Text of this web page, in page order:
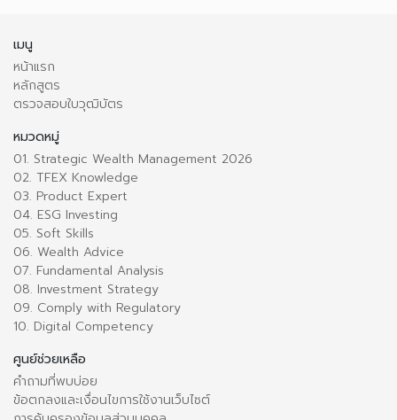
เมนู
หน้าแรก
หลักสูตร
ตรวจสอบใบวุฒิบัตร
หมวดหมู่
01. Strategic Wealth Management 2026
02. TFEX Knowledge
03. Product Expert
04. ESG Investing
05. Soft Skills
06. Wealth Advice
07. Fundamental Analysis
08. Investment Strategy
09. Comply with Regulatory
10. Digital Competency
ศูนย์ช่วยเหลือ
คำถามที่พบบ่อย
ข้อตกลงและเงื่อนไขการใช้งานเว็บไซต์